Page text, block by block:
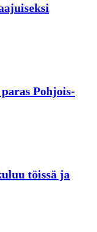
Pohjois-
töissä ja